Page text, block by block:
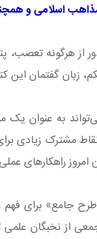
اسلامی و
هرگونه تعصب،
زبان گفتمان
به عنوان
نقاط مشترک زیادی
راهکارهای عملی
جامع» برای
از نخبگان